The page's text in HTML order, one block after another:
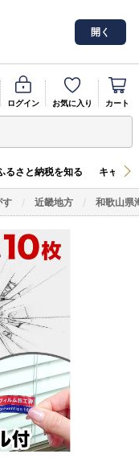
開く
ログイン お気に入り カート
るさと納税を知る キャン
す 近畿地方 和歌山県